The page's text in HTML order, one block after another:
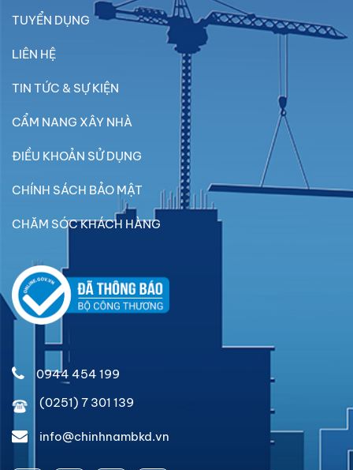
TUYỂN DỤNG
LIÊN HỆ
TIN TỨC & SỰ KIỆN
CẨM NANG XÂY NHÀ
ĐIỀU KHOẢN SỬ DỤNG
CHÍNH SÁCH BẢO MẬT
CHĂM SÓC KHÁCH HÀNG
0944 454 199
(0251) 7 301 139
info@chinhnambkd.vn